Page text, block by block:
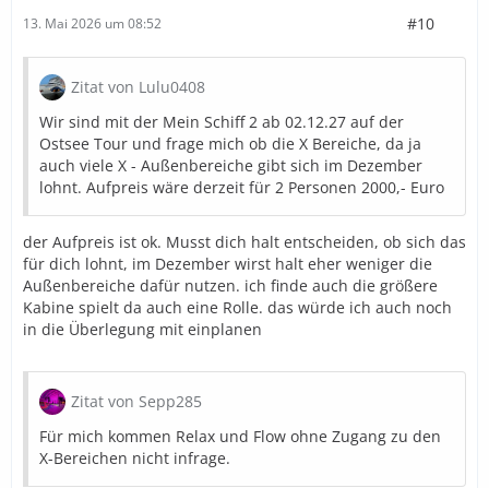
13. Mai 2026 um 08:52 #10
Zitat von Lulu0408
Wir sind mit der Mein Schiff 2 ab 02.12.27 auf der
Ostsee Tour und frage mich ob die X Bereiche, da ja
auch viele X - Außenbereiche gibt sich im Dezember
lohnt. Aufpreis wäre derzeit für 2 Personen 2000,- Euro
der Aufpreis ist ok. Musst dich halt entscheiden, ob sich das
für dich lohnt, im Dezember wirst halt eher weniger die
Außenbereiche dafür nutzen. ich finde auch die größere
Kabine spielt da auch eine Rolle. das würde ich auch noch
in die Überlegung mit einplanen
Zitat von Sepp285
Für mich kommen Relax und Flow ohne Zugang zu den
X-Bereichen nicht infrage.